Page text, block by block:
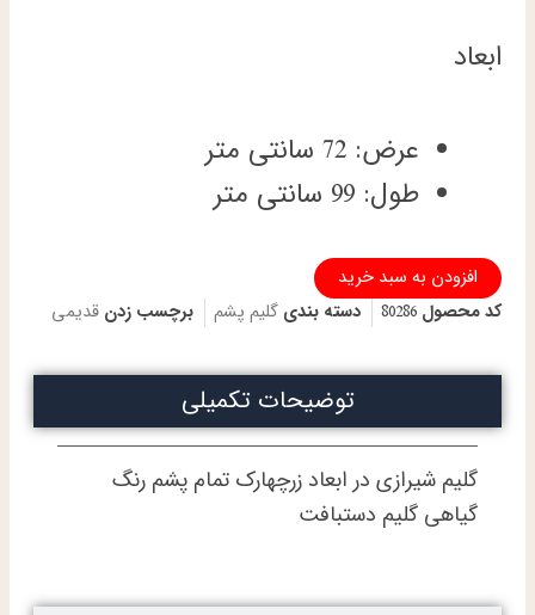
ابعاد
عرض: 72 سانتی متر
طول: 99 سانتی متر
ذرع
و
چهارک
دستباف
رنگ
افزودن به سبد خرید
کد محصول 80286 دسته بندی گلیم پشم برچسب زدن قدیمی
توضیحات تکمیلی
گلیم شیرازی در ابعاد زرچهارک تمام پشم رنگ
گیاهی گلیم دستبافت